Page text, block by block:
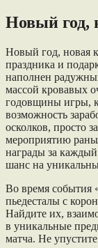
Новый год,
Новый год, новая
праздника и
наполнен
массой кровавых
годовщины игры,
возможность
осколков, просто
мероприятию
награды за
шанс на
Во время события
пьедесталы с
Найдите их,
в уникальные
матча. Не